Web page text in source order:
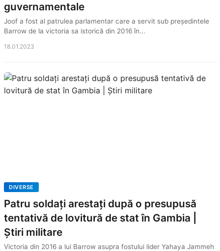
guvernamentale
Joof a fost al patrulea parlamentar care a servit sub președintele
Barrow de la victoria sa istorică din 2016 în...
18.01.2023
DIVERSE
Patru soldați arestați după o presupusă
tentativă de lovitură de stat în Gambia |
Știri militare
Victoria din 2016 a lui Barrow asupra fostului lider Yahaya Jammeh